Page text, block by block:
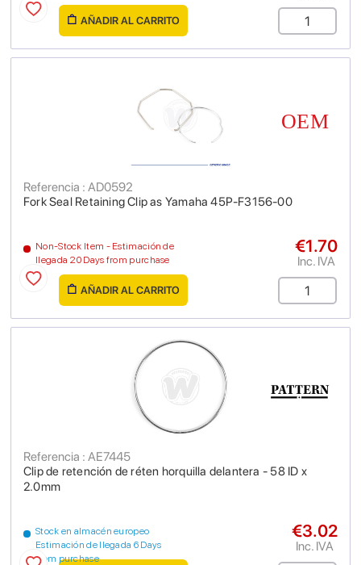
AÑADIR AL CARRITO
Fork Seal Retaining Clip as Yamaha 45P-F3156-00
Referencia : AD0592
Non-Stock Item - Estimación de
llegada 20 Days from purchase
€1.70
Inc. IVA
AÑADIR AL CARRITO
Clip de retención de réten horquilla delantera - 58 ID x
2.0mm
Referencia : AE7445
Stock en almacén europeo
Estimación de llegada 6 Days
from purchase
€3.02
Inc. IVA